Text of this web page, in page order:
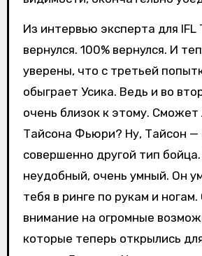
Из интервью эксперта для IFL
вернулся. 100% вернулся. И
уверены, что с третьей
обыграет Усика. Ведь и во
очень близок к этому. Сможет
Тайсона Фьюри? Ну, Тайсон —
совершенно другой тип
неудобный, очень умный. Он
тебя в ринге по рукам и
внимание на огромные
которые теперь открылись